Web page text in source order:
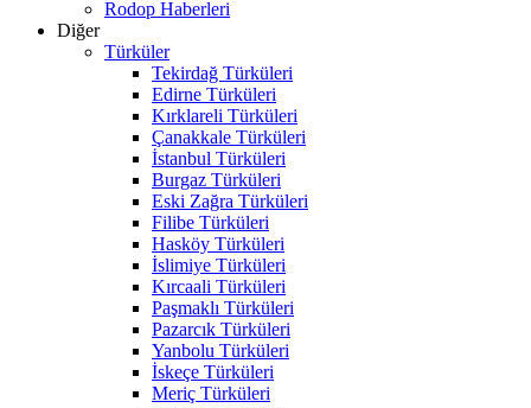
Rodop Haberleri
Diğer
Türküler
Tekirdağ Türküleri
Edirne Türküleri
Kırklareli Türküleri
Çanakkale Türküleri
İstanbul Türküleri
Burgaz Türküleri
Eski Zağra Türküleri
Filibe Türküleri
Hasköy Türküleri
İslimiye Türküleri
Kırcaali Türküleri
Paşmaklı Türküleri
Pazarcık Türküleri
Yanbolu Türküleri
İskeçe Türküleri
Meriç Türküleri